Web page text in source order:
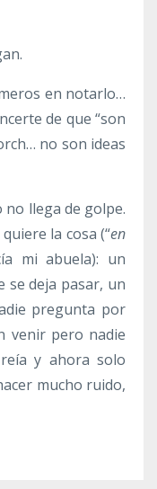
en notarlo…
de que “son
no son ideas
llega de golpe.
la cosa (“en
mi abuela): un
se deja pasar, un
pregunta por
venir pero nadie
y ahora solo
mucho ruido,